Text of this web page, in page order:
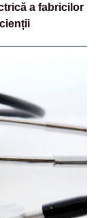
a fabricilor